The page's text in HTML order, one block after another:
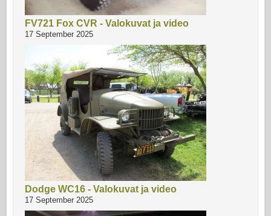
FV721 Fox CVR - Valokuvat ja video
17 September 2025
Dodge WC16 - Valokuvat ja video
17 September 2025